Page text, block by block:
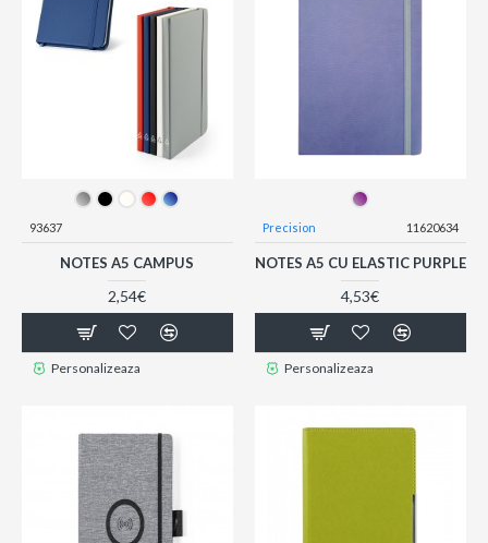
93637
NOTES A5 CAMPUS
2,54€
Personalizeaza
Precision 11620634
NOTES A5 CU ELASTIC PURPLE
4,53€
Personalizeaza